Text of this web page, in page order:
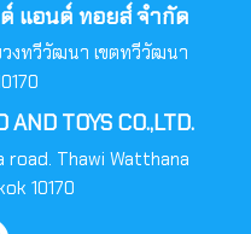
แอนด์ ทอยส์ จำกัด
งทวีวัฒนา เขตทวีวัฒนา
TOYS CO.,LTD.
road. Thawi Watthana
10170